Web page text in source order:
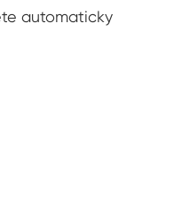
automaticky